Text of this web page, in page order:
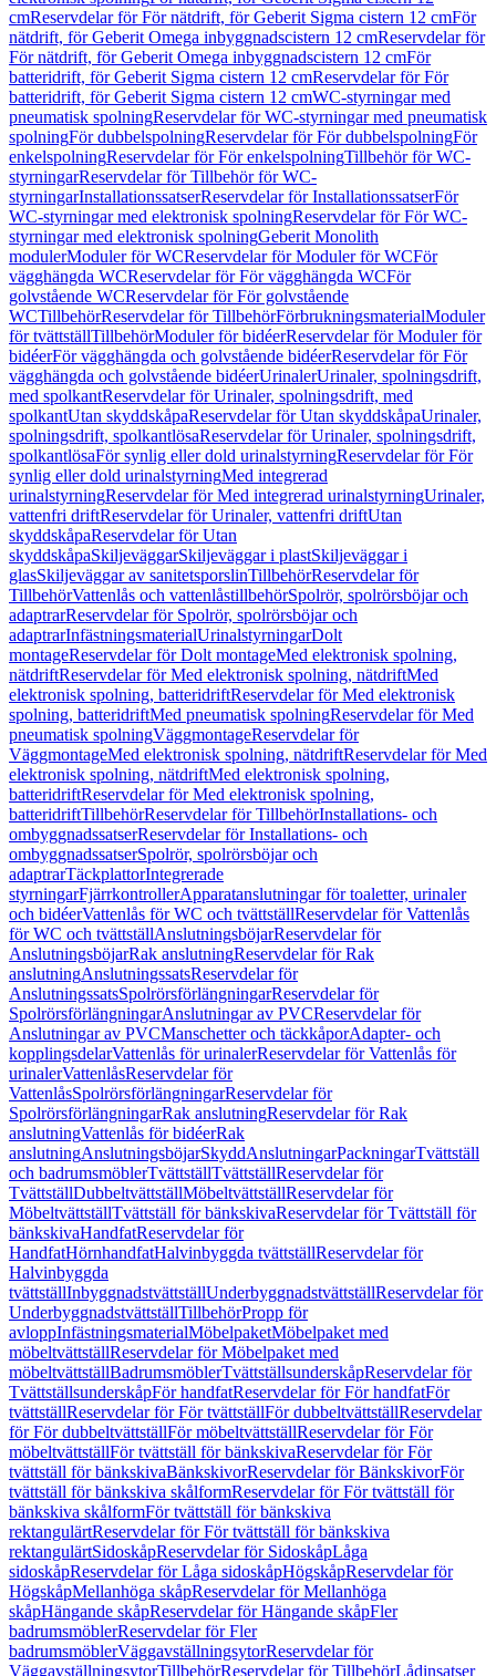
cmReservdelar för För nätdrift, för Geberit Sigma cistern 12 cmFör
nätdrift, för Geberit Omega inbyggnadscistern 12 cmReservdelar för
För nätdrift, för Geberit Omega inbyggnadscistern 12 cmFör
batteridrift, för Geberit Sigma cistern 12 cmReservdelar för För
batteridrift, för Geberit Sigma cistern 12 cmWC-styrningar med
pneumatisk spolningReservdelar för WC-styrningar med pneumatisk
spolningFör dubbelspolningReservdelar för För dubbelspolningFör
enkelspolningReservdelar för För enkelspolningTillbehör för WC-
styrningarReservdelar för Tillbehör för WC-
styrningarInstallationssatserReservdelar för InstallationssatserFör
WC-styrningar med elektronisk spolningReservdelar för För WC-
styrningar med elektronisk spolningGeberit Monolith
modulerModuler för WCReservdelar för Moduler för WCFör
vägghängda WCReservdelar för För vägghängda WCFör
golvstående WCReservdelar för För golvstående
WCTillbehörReservdelar för TillbehörFörbrukningsmaterialModuler
för tvättställTillbehörModuler för bidéerReservdelar för Moduler för
bidéerFör vägghängda och golvstående bidéerReservdelar för För
vägghängda och golvstående bidéerUrinalerUrinaler, spolningsdrift,
med spolkantReservdelar för Urinaler, spolningsdrift, med
spolkantUtan skyddskåpaReservdelar för Utan skyddskåpaUrinaler,
spolningsdrift, spolkantlösaReservdelar för Urinaler, spolningsdrift,
spolkantlösaFör synlig eller dold urinalstyrningReservdelar för För
synlig eller dold urinalstyrningMed integrerad
urinalstyrningReservdelar för Med integrerad urinalstyrningUrinaler,
vattenfri driftReservdelar för Urinaler, vattenfri driftUtan
skyddskåpaReservdelar för Utan
skyddskåpaSkiljeväggarSkiljeväggar i plastSkiljeväggar i
glasSkiljeväggar av sanitetsporslinTillbehörReservdelar för
TillbehörVattenlås och vattenlåstillbehörSpolrör, spolrörsböjar och
adaptrarReservdelar för Spolrör, spolrörsböjar och
adaptrarInfästningsmaterialUrinalstyrningarDolt
montageReservdelar för Dolt montageMed elektronisk spolning,
nätdriftReservdelar för Med elektronisk spolning, nätdriftMed
elektronisk spolning, batteridriftReservdelar för Med elektronisk
spolning, batteridriftMed pneumatisk spolningReservdelar för Med
pneumatisk spolningVäggmontageReservdelar för
VäggmontageMed elektronisk spolning, nätdriftReservdelar för Med
elektronisk spolning, nätdriftMed elektronisk spolning,
batteridriftReservdelar för Med elektronisk spolning,
batteridriftTillbehörReservdelar för TillbehörInstallations- och
ombyggnadssatserReservdelar för Installations- och
ombyggnadssatserSpolrör, spolrörsböjar och
adaptrarTäckplattorIntegrerade
styrningarFjärrkontrollerApparatanslutningar för toaletter, urinaler
och bidéerVattenlås för WC och tvättställReservdelar för Vattenlås
för WC och tvättställAnslutningsböjarReservdelar för
AnslutningsböjarRak anslutningReservdelar för Rak
anslutningAnslutningssatsReservdelar för
AnslutningssatsSpolrörsförlängningarReservdelar för
SpolrörsförlängningarAnslutningar av PVCReservdelar för
Anslutningar av PVCManschetter och täckkåporAdapter- och
kopplingsdelarVattenlås för urinalerReservdelar för Vattenlås för
urinalerVattenlåsReservdelar för
VattenlåsSpolrörsförlängningarReservdelar för
SpolrörsförlängningarRak anslutningReservdelar för Rak
anslutningVattenlås för bidéerRak
anslutningAnslutningsböjarSkyddAnslutningarPackningarTvättställ
och badrumsmöblerTvättställTvättställReservdelar för
TvättställDubbeltvättställMöbeltvättställReservdelar för
MöbeltvättställTvättställ för bänkskivaReservdelar för Tvättställ för
bänkskivaHandfatReservdelar för
HandfatHörnhandfatHalvinbyggda tvättställReservdelar för
Halvinbyggda
tvättställInbyggnadstvättställUnderbyggnadstvättställReservdelar för
UnderbyggnadstvättställTillbehörPropp för
avloppInfästningsmaterialMöbelpaketMöbelpaket med
möbeltvättställReservdelar för Möbelpaket med
möbeltvättställBadrumsmöblerTvättställsunderskåpReservdelar för
TvättställsunderskåpFör handfatReservdelar för För handfatFör
tvättställReservdelar för För tvättställFör dubbeltvättställReservdelar
för För dubbeltvättställFör möbeltvättställReservdelar för För
möbeltvättställFör tvättställ för bänkskivaReservdelar för För
tvättställ för bänkskivaBänkskivorReservdelar för BänkskivorFör
tvättställ för bänkskiva skålformReservdelar för För tvättställ för
bänkskiva skålformFör tvättställ för bänkskiva
rektangulärtReservdelar för För tvättställ för bänkskiva
rektangulärtSidoskåpReservdelar för SidoskåpLåga
sidoskåpReservdelar för Låga sidoskåpHögskåpReservdelar för
HögskåpMellanhöga skåpReservdelar för Mellanhöga
skåpHängande skåpReservdelar för Hängande skåpFler
badrumsmöblerReservdelar för Fler
badrumsmöblerVäggavställningsytorReservdelar för
VäggavställningsytorTillbehörReservdelar för TillbehörLådinsatser